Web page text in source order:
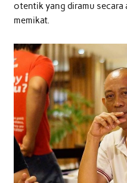
otentik yang diramu
memikat.